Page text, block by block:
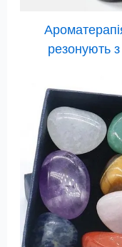
резонують